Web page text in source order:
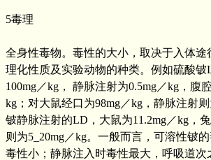
5毒理
全身性毒物。毒性的大小，取决于入体途
理化性质及实验动物的种类。例如硫酸铍
100mg／kg， 静脉注射为0.5mg／kg，腹
kg；对大鼠经口为98mg／kg，静脉注射
铍静脉注射的LD，大鼠为11.2mg／kg，
则为5_20mg／kg。一般而言，可溶性铍
毒性小；静脉注入时毒性最大，呼吸道次